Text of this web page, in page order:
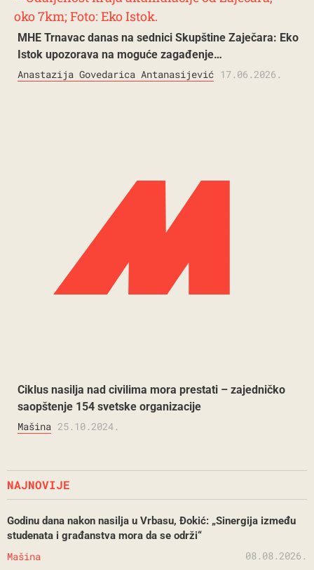
MHE Trnavac danas na sednici Skupštine Zaječara: Eko
Istok upozorava na moguće zagađenje…
Anastazija Govedarica Antanasijević 17.06.2026.
Ciklus nasilja nad civilima mora prestati – zajedničko
saopštenje 154 svetske organizacije
Mašina 25.10.2024.
NAJNOVIJE
Godinu dana nakon nasilja u Vrbasu, Đokić: „Sinergija između
studenata i građanstva mora da se održi“
Mašina 08.08.2026.